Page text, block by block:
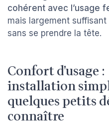
cohérent avec l’usage
mais largement
sans se prendre la tête.
Confort d’usage :
installation
quelques petits
connaître